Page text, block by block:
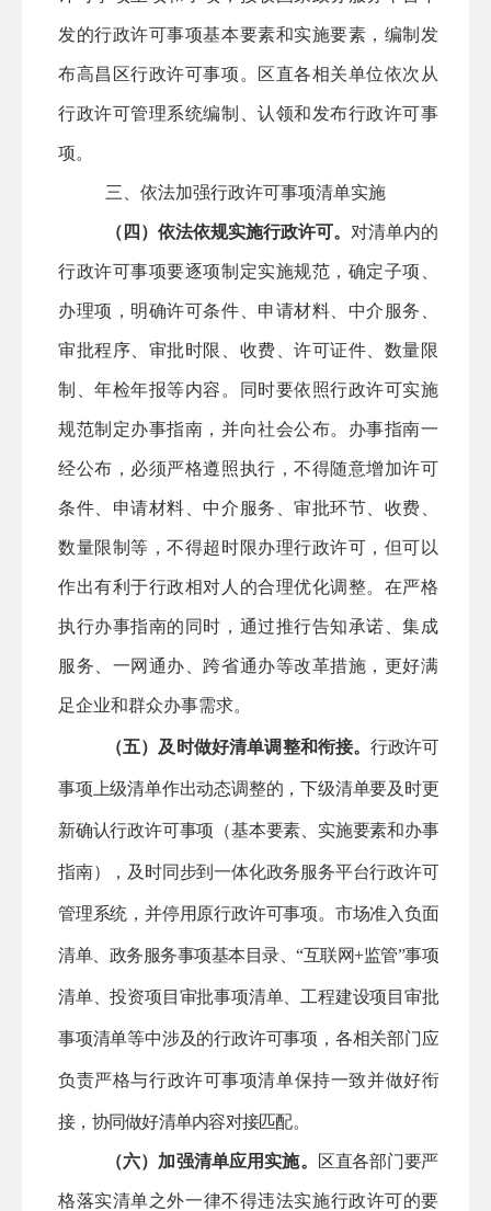
发的行政许可事项基本要素和实施要素，编制发
布高昌区行政许可事项。 区直各相关单位依次从
行政许可管理系统编制、认领和发布行政许可事
项。
三、依法加强行政许可事项清单实施
（四）依法依规实施行政许可。 对清单内的
行政许可事项要逐项制定实施规范，确定子项、
办理项，明确许可条件、申请材料、中介服务、
审批程序、审批时限、收费、许可证件、数量限
制、年检年报等内容。同时要依照行政许可实施
规范制定办事指南，并向社会公布。办事指南一
经公布，必须严格遵照执行，不得随意增加许可
条件、申请材料、中介服务、审批环节、收费、
数量限制等，不得超时限办理行政许可，但可以
作出有利于行政相对人的合理优化调整。在严格
执行办事指南的同时，通过推行告知承诺、集成
服务、一网通办、跨省通办等改革措施，更好满
足企业和群众办事需求。
（五）及时做好清单调整和衔接。行政许可
事项上级清单作出动态调整的，下级清单要及时更
新确认行政许可事项（基本要素、实施要素和办事
指南），及时同步到一体化政务服务平台行政许可
管理系统，并停用原行政许可事项。市场准入负面
清单、政务服务事项基本目录、“互联网+监管”事项
清单、投资项目审批事项清单、工程建设项目审批
事项清单等中涉及的行政许可事项，各相关部门应
负责严格与行政许可事项清单保持一致并做好衔
接，协同做好清单内容对接匹配。
（六）加强清单应用实施。 区直各部门要严
格落实清单之外一律不得违法实施行政许可的要